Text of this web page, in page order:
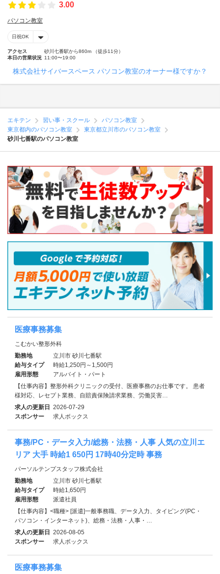
3.00
パソコン教室
日祝OK
アクセス
砂川七番駅から860m （徒歩11分）
本日の営業状況 11:00〜19:00
株式会社サイバースペース パソコン教室のオーナー様ですか？
エキテン 習い事・スクール
パソコン教室
東京都内のパソコン教室
東京都立川市のパソコン教室
砂川七番駅のパソコン教室
医療事務募集
こむかい整形外科
勤務地
立川市 砂川七番駅
給与タイプ
時給1,250円～1,500円
雇用形態
アルバイト・パート
【仕事内容】整形外科クリニックの受付、医療事務のお仕事です。 患者
様対応、レセプト業務、自賠責保険請求業務、労働災害…
求人の更新日 2026-07-29
スポンサー
求人ボックス
事務/PC・データ入力/総務・法務・人事 人気の立川エ
リア 大手 時給1 650円 17時40分定時 事務
パーソルテンプスタッフ株式会社
勤務地
立川市 砂川七番駅
給与タイプ
時給1,650円
雇用形態
派遣社員
【仕事内容】<職種> [派遣]一般事務職、データ入力、タイピング(PC・
パソコン・インターネット)、総務・法務・人事・…
求人の更新日 2026-08-05
スポンサー
求人ボックス
医療事務募集